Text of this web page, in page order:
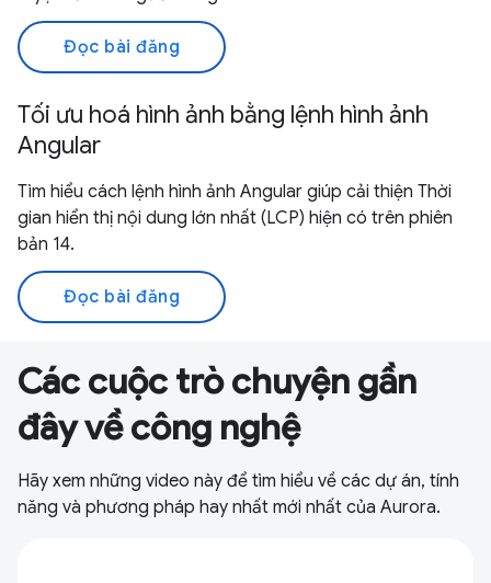
Đọc bài đăng
Tối ưu hoá hình ảnh bằng lệnh hình ảnh
Angular
Tìm hiểu cách lệnh hình ảnh Angular giúp cải thiện Thời
gian hiển thị nội dung lớn nhất (LCP) hiện có trên phiên
bản 14.
Đọc bài đăng
Các cuộc trò chuyện gần
đây về công nghệ
Hãy xem những video này để tìm hiểu về các dự án, tính
năng và phương pháp hay nhất mới nhất của Aurora.